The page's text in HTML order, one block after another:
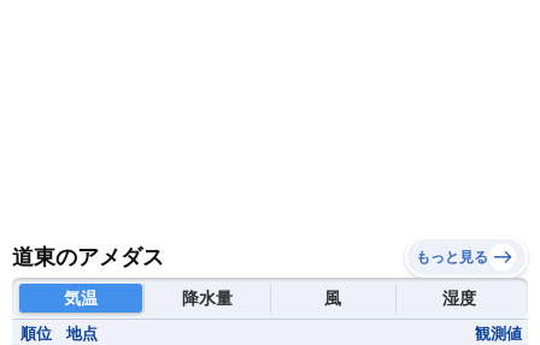
道東のアメダス もっと見る
気温 降水量 風 湿度
順位 地点 観測値